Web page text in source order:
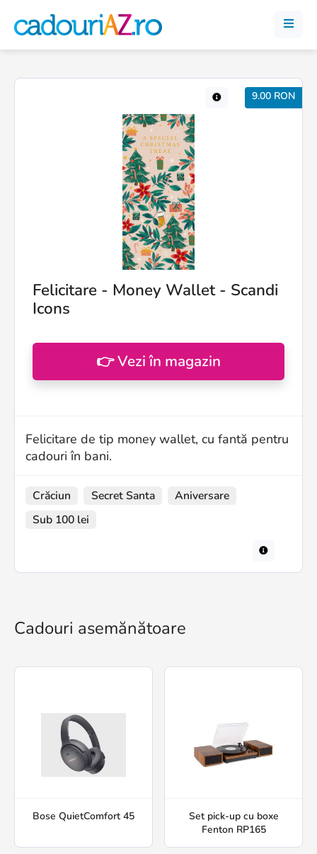
9.00 RON
Felicitare - Money Wallet - Scandi
Icons
👉 Vezi în magazin
Felicitare de tip money wallet, cu fantă pentru
cadouri în bani.
Crăciun Secret Santa
Aniversare
Sub 100 lei
Cadouri asemănătoare
Bose QuietComfort 45
Set pick-up cu boxe
Fenton RP165